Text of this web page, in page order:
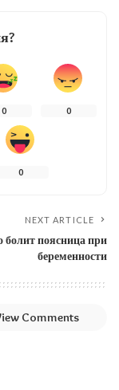
0 0
0
NEXT ARTICLE
болит поясница при
беременности
Comments